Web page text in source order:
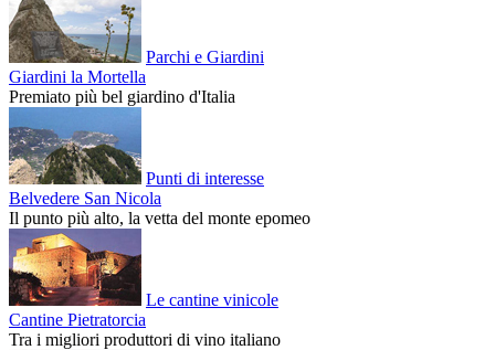
Parchi e Giardini
Giardini la Mortella
Premiato più bel giardino d'Italia
Punti di interesse
Belvedere San Nicola
Il punto più alto, la vetta del monte epomeo
Le cantine vinicole
Cantine Pietratorcia
Tra i migliori produttori di vino italiano